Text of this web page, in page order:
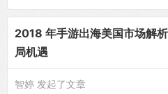
2018 年手游出海美国市场解
局机遇
智婷 发起了文章